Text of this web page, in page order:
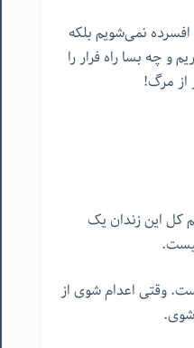
افسرده نمی‌شویم بلکه
و چه بسا راه فرار را
از مرگ!
کل این زندان یک
وقتی اعدام شوی از